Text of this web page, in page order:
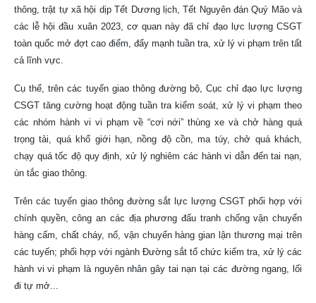
thông, trật tự xã hội dịp Tết Dương lịch, Tết Nguyên đán Quý Mão và
các lễ hội đầu xuân 2023, cơ quan này đã chỉ đạo lực lượng CSGT
toàn quốc mở đợt cao điểm, đẩy mạnh tuần tra, xử lý vi phạm trên tất
cả lĩnh vực.
Cụ thể, trên các tuyến giao thông đường bộ, Cục chỉ đạo lực lượng
CSGT tăng cường hoạt động tuần tra kiểm soát, xử lý vi phạm theo
các nhóm hành vi vi phạm về “cơi nới” thùng xe và chở hàng quá
trọng tải, quá khổ giới hạn, nồng độ cồn, ma túy, chở quá khách,
chạy quá tốc độ quy định, xử lý nghiêm các hành vi dẫn đến tai nạn,
ùn tắc giao thông.
Trên các tuyến giao thông đường sắt lực lượng CSGT phối hợp với
chính quyền, công an các địa phương đấu tranh chống vận chuyển
hàng cấm, chất cháy, nổ, vận chuyển hàng gian lận thương mại trên
các tuyến; phối hợp với ngành Đường sắt tổ chức kiểm tra, xử lý các
hành vi vi phạm là nguyên nhân gây tai nạn tại các đường ngang, lối
đi tự mở...